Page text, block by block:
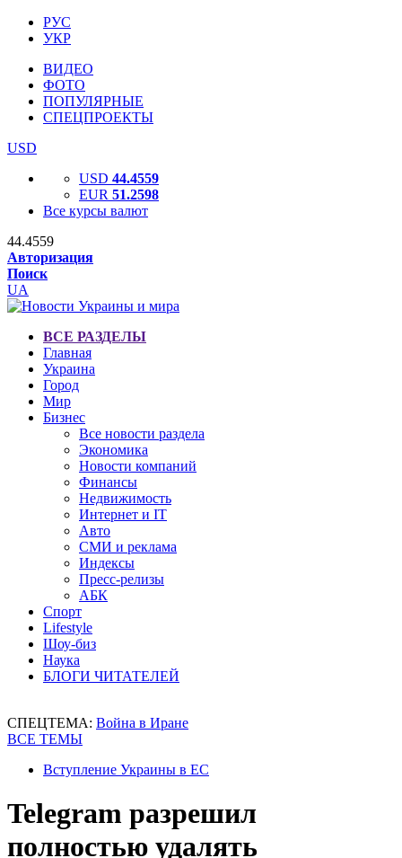
РУС
УКР
ВИДЕО
ФОТО
ПОПУЛЯРНЫЕ
СПЕЦПРОЕКТЫ
USD
USD 44.4559
EUR 51.2598
Все курсы валют
44.4559
Авторизация
Поиск
UA
ВСЕ РАЗДЕЛЫ
Главная
Украина
Город
Мир
Бизнес
Все новости раздела
Экономика
Новости компаний
Финансы
Недвижимость
Интернет и IT
Авто
СМИ и реклама
Индексы
Пресс-релизы
АБК
Спорт
Lifestyle
Шоу-биз
Наука
БЛОГИ ЧИТАТЕЛЕЙ
СПЕЦТЕМА: Война в Иране
ВСЕ ТЕМЫ
Вступление Украины в ЕС
Telegram разрешил
полностью удалять